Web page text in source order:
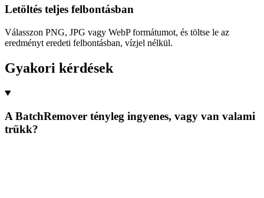
Letöltés teljes felbontásban
Válasszon PNG, JPG vagy WebP formátumot, és töltse le az
eredményt eredeti felbontásban, vízjel nélkül.
Gyakori kérdések
A BatchRemover tényleg ingyenes, vagy van valami
trükk?